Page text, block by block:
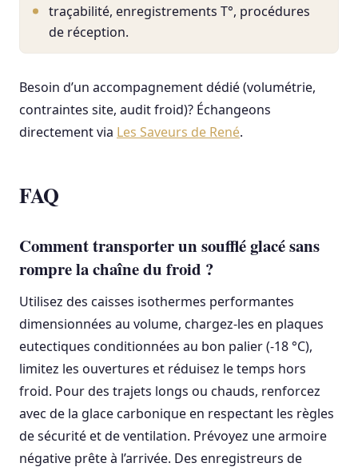
traçabilité, enregistrements T°, procédures
de réception.
Besoin d’un accompagnement dédié (volumétrie,
contraintes site, audit froid)? Échangeons
directement via Les Saveurs de René.
FAQ
Comment transporter un soufflé glacé sans
rompre la chaîne du froid ?
Utilisez des caisses isothermes performantes
dimensionnées au volume, chargez-les en plaques
eutectiques conditionnées au bon palier (-18 °C),
limitez les ouvertures et réduisez le temps hors
froid. Pour des trajets longs ou chauds, renforcez
avec de la glace carbonique en respectant les règles
de sécurité et de ventilation. Prévoyez une armoire
négative prête à l’arrivée. Des enregistreurs de